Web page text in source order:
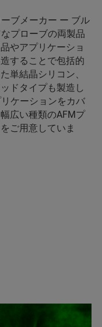
ブメーカー ー ブル
プローブの両製品
やアプリケーショ
することで包括的
単結晶シリコン、
ドタイプも製造し
ケーションをカバ
広い種類のAFMプ
ご用意していま